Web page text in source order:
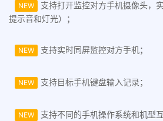
NEW
支持打开监控对方手机摄像头，
提示音和灯光）；
NEW 支持实时同屏监控对方手机；
NEW 支持目标手机键盘输入记录；
NEW 支持不同的手机操作系统和机型互